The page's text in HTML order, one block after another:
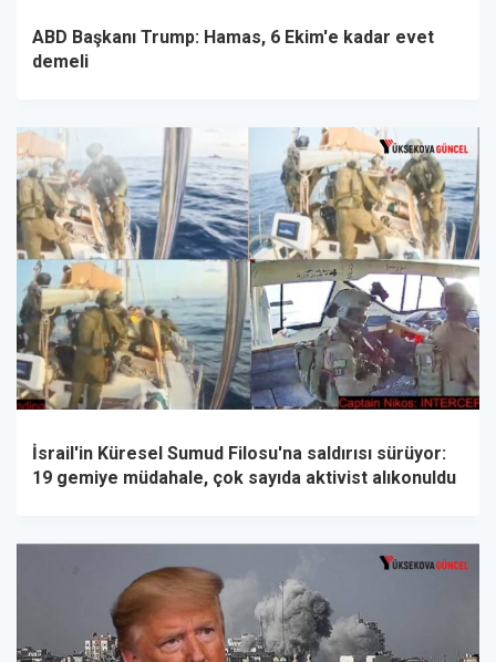
ABD Başkanı Trump: Hamas, 6 Ekim'e kadar evet
demeli
İsrail'in Küresel Sumud Filosu'na saldırısı sürüyor:
19 gemiye müdahale, çok sayıda aktivist alıkonuldu